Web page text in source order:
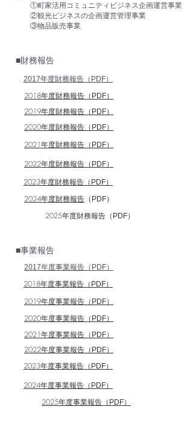
①町家活用コミュニティビジネス企画運営事業
②観光ビジネスの企画運営管理事業
③物品販売事業
■財務報告
2017年度財務報告（PDF）
2018年度財務報告 （PDF）
2019年度財務報告 （PDF）
2020年度財務報告 （PDF）
2021年度財務報告 （PDF）
2022年度財務報告 （PDF）
2023年度財務報告 （PDF）
2024年度財務報告 （PDF）
2025年度財務報告 （PDF）
■事業報告
2017年度事業報告（PDF）
2018年度事業報告 （PDF）
2019年度事業報告 （PDF）
2020年度事業報告 （PDF）
2021年度事業報告 （PDF）
2022年度事業報告 （PDF）
2023年度事業報告 （PDF）
2024年度事業報告 （PDF）
2025年度事業報告 （PDF）